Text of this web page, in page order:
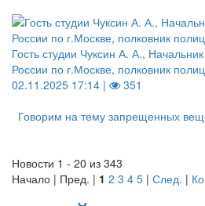
Гость студии Чуксин А. А.,
России по г.Москве, полковник
02.11.2025 17:14 |
351
Говорим на тему запрещенных
Новости 1 - 20 из 343
Начало | Пред. | 1 2 3 4 5 | След. |